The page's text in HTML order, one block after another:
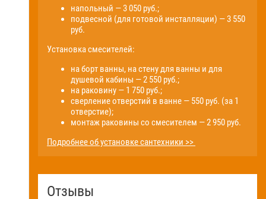
напольный — 3 050 руб.;
подвесной (для готовой инсталляции) — 3 550
руб.
Установка смесителей:
на борт ванны, на стену для ванны и для
душевой кабины — 2 550 руб.;
на раковину — 1 750 руб.;
сверление отверстий в ванне — 550 руб. (за 1
отверстие);
монтаж раковины со смесителем — 2 950 руб.
Подробнее об установке сантехники >>
Отзывы